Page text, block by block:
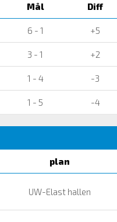
Mål Diff
6 - 1 +5
3 - 1 +2
1 - 4 -3
1 - 5 -4
plan
UW-Elast hallen